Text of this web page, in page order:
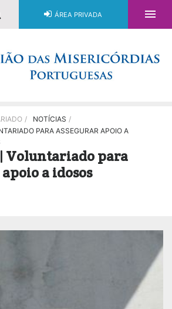
ÁREA PRIVADA 
/ NOTÍCIAS /
PARA ASSEGURAR APOIO A
Voluntariado para
a idosos